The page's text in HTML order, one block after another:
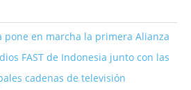
pone en marcha la primera Alianza
FAST de Indonesia junto con las
cadenas de televisión